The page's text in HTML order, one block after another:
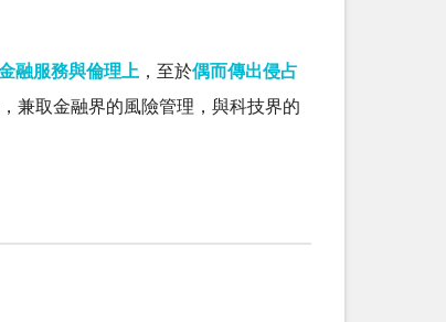
融服務與倫理上 ，至於偶而傳出侵占
兼取金融界的風險管理，與科技界的